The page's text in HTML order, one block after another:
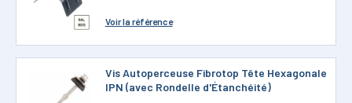
Voirla référence
Vis Autoperceuse Fibrotop Tête Hexagonale
IPN (avec Rondelle d'Étanchéité)